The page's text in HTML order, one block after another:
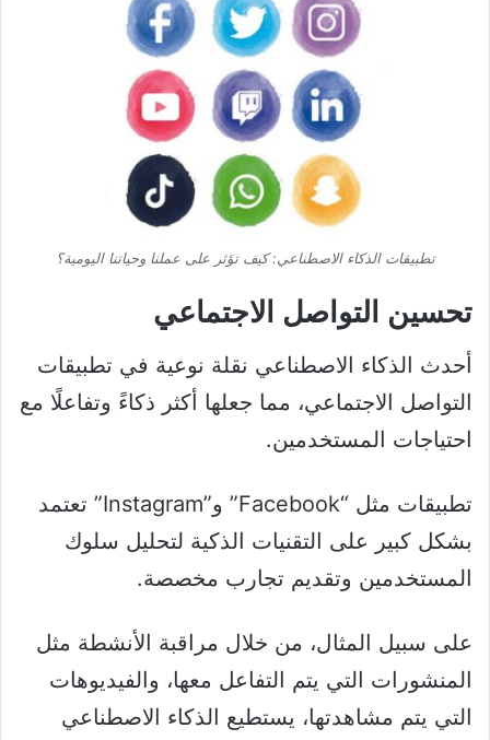
تطبيقات الذكاء الاصطناعي: كيف تؤثر على عملنا وحياتنا اليومية؟
تحسين التواصل الاجتماعي
أحدث الذكاء الاصطناعي نقلة نوعية في تطبيقات
التواصل الاجتماعي، مما جعلها أكثر ذكاءً وتفاعلًا مع
احتياجات المستخدمين.
تطبيقات مثل “Facebook” و”Instagram” تعتمد
بشكل كبير على التقنيات الذكية لتحليل سلوك
المستخدمين وتقديم تجارب مخصصة.
على سبيل المثال، من خلال مراقبة الأنشطة مثل
المنشورات التي يتم التفاعل معها، والفيديوهات
التي يتم مشاهدتها، يستطيع الذكاء الاصطناعي